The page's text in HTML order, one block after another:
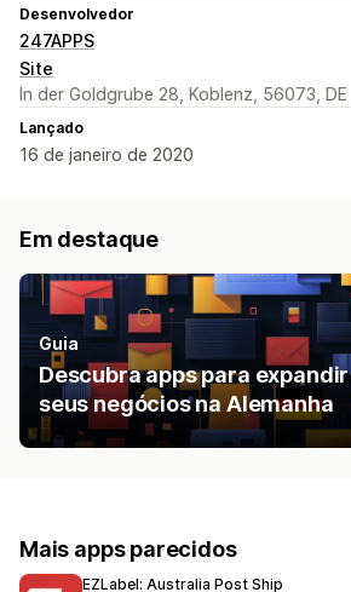
Desenvolvedor
247APPS
Site
In der Goldgrube 28, Koblenz, 56073, DE
Lançado
16 de janeiro de 2020
Em destaque
Guia
Descubra apps para expandir
seus negócios na Alemanha
Mais apps parecidos
EZLabel: Australia Post Ship